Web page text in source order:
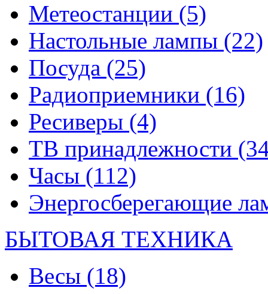
Метеостанции (5)
Настольные лампы (22)
Посуда (25)
Радиоприемники (16)
Ресиверы (4)
ТВ принадлежности
Часы (112)
Энергосберегающие
БЫТОВАЯ ТЕХНИКА
Весы (18)